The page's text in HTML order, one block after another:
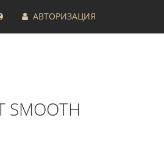
АВТОРИЗАЦИЯ
SMOOTH